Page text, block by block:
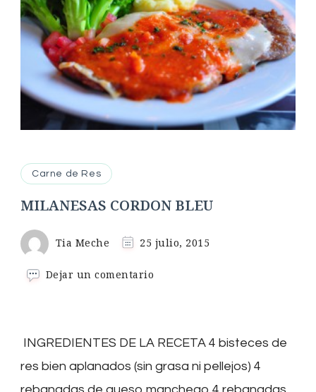
Carne de Res
MILANESAS CORDON BLEU
Tia Meche 25 julio, 2015
Dejar un comentario
INGREDIENTES DE LA RECETA 4 bisteces de
res bien aplanados (sin grasa ni pellejos) 4
rebanadas de queso manchego 4 rebanadas